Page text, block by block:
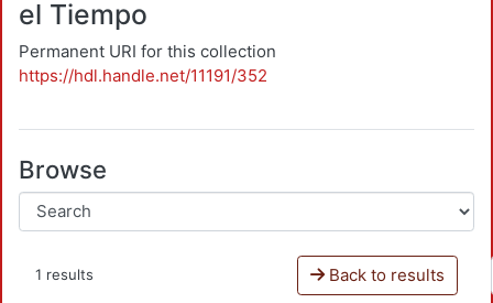
el Tiempo
Permanent URI for this collection
https://hdl.handle.net/11191/352
Browse
1 results Back to results